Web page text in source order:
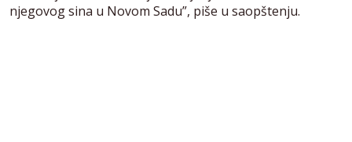
njegovog sina u Novom Sadu”, piše u saopštenju.